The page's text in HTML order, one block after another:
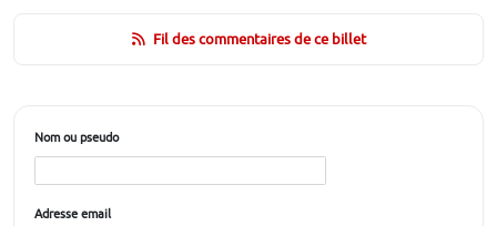
Fil des commentaires de ce billet
Nom ou pseudo
Adresse email